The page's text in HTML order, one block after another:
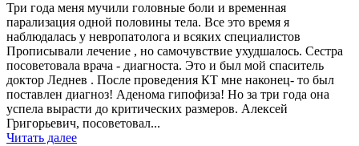
Три года меня мучили головные боли и временная
парализация одной половины тела. Все это время я
наблюдалась у невропатолога и всяких специалистов
Прописывали лечение , но самочувствие ухудшалось. Сестра
посоветовала врача - диагноста. Это и был мой спаситель
доктор Леднев . После проведения КТ мне наконец- то был
поставлен диагноз! Аденома гипофиза! Но за три года она
успела вырасти до критических размеров. Алексей
Григорьевич, посоветовал...
Читать далее